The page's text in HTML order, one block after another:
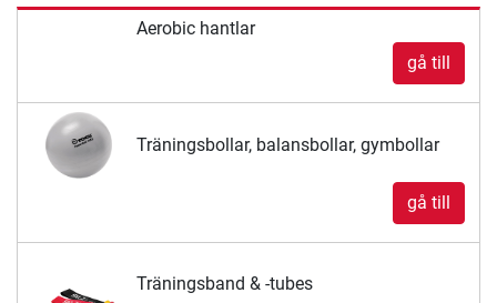
Aerobic hantlar
gå till
Träningsbollar, balansbollar, gymbollar
gå till
Träningsband & -tubes